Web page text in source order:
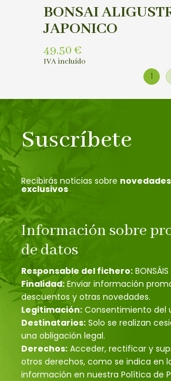
BONSAI
JAPONICO
49,50 €
IVA incluído
1
Suscríbete
Recibirás noticias sobre novedades
exclusivos
Información sobre
de datos
Responsable del fichero: BONSÁIS
Finalidad: Enviar información
descuentos y otras novedades.
Legitimación: Consentimiento del
Destinatarios: Solo se realizan
una obligación legal.
Derechos: Acceder, rectificar y
otros derechos, como se indica en
información en nuestra Política de